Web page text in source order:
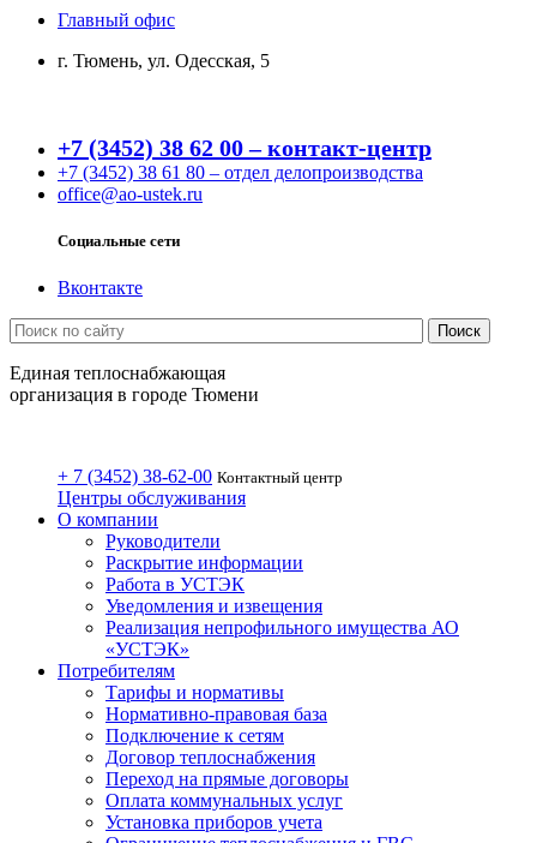
Главный офис
г. Тюмень, ул. Одесская, 5
+7 (3452) 38 62 00 – контакт-центр
+7 (3452) 38 61 80 – отдел делопроизводства
office@ao-ustek.ru
Социальные сети
Вконтакте
Единая теплоснабжающая
организация в городе Тюмени
+ 7 (3452) 38-62-00 Контактный центр
Центры обслуживания
О компании
Руководители
Раскрытие информации
Работа в УСТЭК
Уведомления и извещения
Реализация непрофильного имущества АО
«УСТЭК»
Потребителям
Тарифы и нормативы
Нормативно-правовая база
Подключение к сетям
Договор теплоснабжения
Переход на прямые договоры
Оплата коммунальных услуг
Установка приборов учета